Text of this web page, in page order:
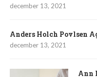
december 13, 2021
Anders Holch Povlsen
december 13, 2021
Ann